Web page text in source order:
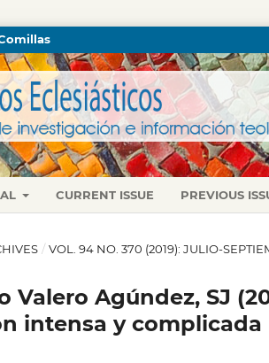
CURRENT ISSUE PREVIOUS
/ VOL. 94 NO. 370 (2019): JULIO-
Valero Agúndez, SJ
intensa y complicada